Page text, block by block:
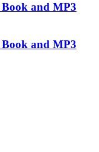
and MP3
and MP3